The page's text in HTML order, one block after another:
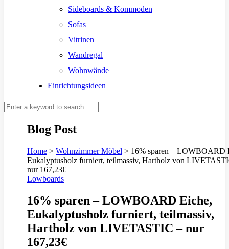
Sideboards & Kommoden
Sofas
Vitrinen
Wandregal
Wohnwände
Einrichtungsideen
Blog Post
Home > Wohnzimmer Möbel > 16% sparen – LOWBOARD
Eukalyptusholz furniert, teilmassiv, Hartholz von
nur 167,23€
Lowboards
16% sparen – LOWBOARD Eiche,
Eukalyptusholz furniert, teilmassiv,
Hartholz von LIVETASTIC – nur
167,23€